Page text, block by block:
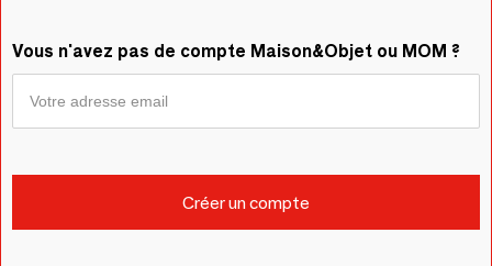
Vous n'avez pas de compte Maison&Objet ou MOM ?